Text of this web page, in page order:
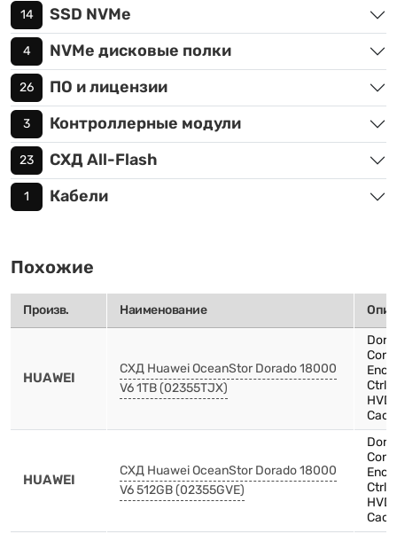
14 SSD NVMe
4 NVMe дисковые полки
26 ПО и лицензии
3 Контроллерные модули
23 СХД All-Flash
1 Кабели
Похожие
Произв. Наименование
HUAWEI
СХД Huawei OceanStor Dorado 18000
V6 1TB (02355TJX)
HUAWEI
СХД Huawei OceanStor Dorado 18000
V6 512GB (02355GVE)